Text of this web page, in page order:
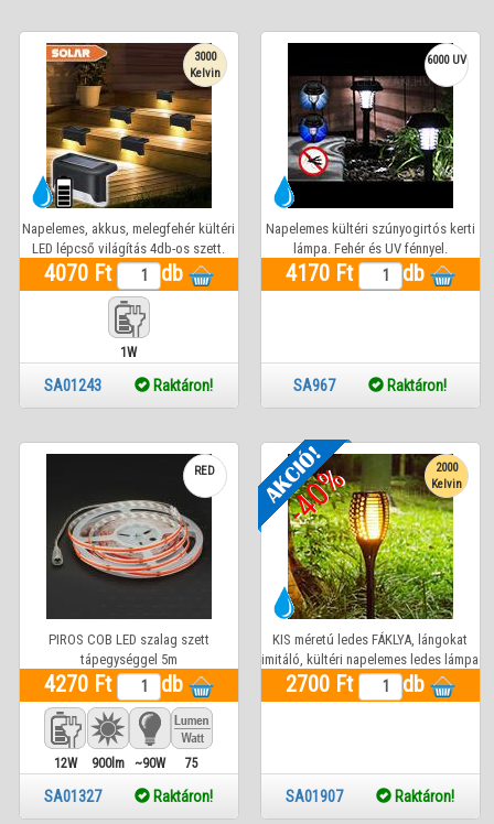
3000
Kelvin
Napelemes, akkus, melegfehér kültéri
LED lépcső világítás 4db-os szett.
4070 Ft db
1W
SA01243 Raktáron!
6000 UV
Napelemes kültéri szúnyogirtós kerti
lámpa. Fehér és UV fénnyel.
Automatikus és kézi kapcsolással
4170 Ft db
SA967 Raktáron!
RED
PIROS COB LED szalag szett
tápegységgel 5m
4270 Ft db
12W
900lm
~90W 75
SA01327 Raktáron!
-40%
2000
Kelvin
KIS méretú ledes FÁKLYA, lángokat
imitáló, kültéri napelemes ledes lámpa
2700 Ft db
SA01907 Raktáron!